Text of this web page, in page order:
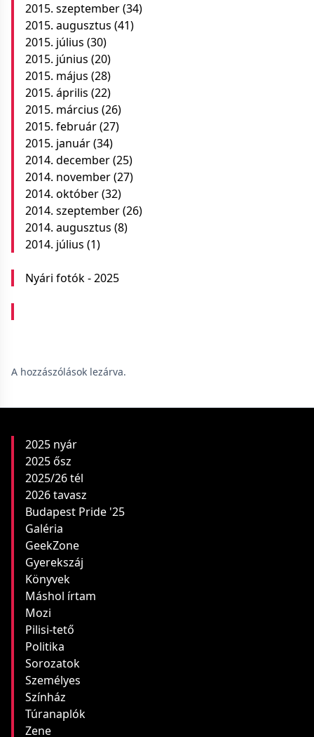
2015. szeptember(34)
2015. augusztus (41)
2015. július (30)
2015. június (20)
2015. május (28)
2015. április (22)
2015. március (26)
2015. február(27)
2015. január(34)
2014. december(25)
2014. november(27)
2014. október(32)
2014. szeptember(26)
2014. augusztus (8)
2014. július (1)
Nyári fotók - 2025
A hozzászólások lezárva.
2025 nyár
2025 ősz
2025/26 tél
2026 tavasz
Budapest Pride '25
Galéria
GeekZone
Gyerekszáj
Könyvek
Máshol írtam
Mozi
Pilisi-tető
Politika
Sorozatok
Személyes
Színház
Túranaplók
Zene